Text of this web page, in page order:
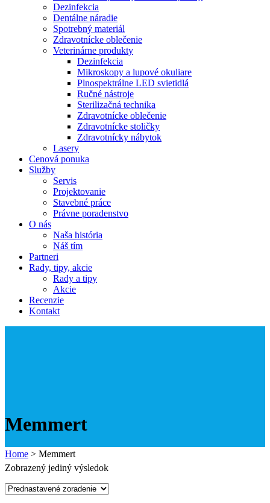
Dezinfekcia
Dentálne náradie
Spotrebný materiál
Zdravotnícke oblečenie
Veterinárne produkty
Dezinfekcia
Mikroskopy a lupové okuliare
Plnospektrálne LED svietidlá
Ručné nástroje
Sterilizačná technika
Zdravotnícke oblečenie
Zdravotnícke stoličky
Zdravotnícky nábytok
Lasery
Cenová ponuka
Služby
Servis
Projektovanie
Stavebné práce
Právne poradenstvo
O nás
Naša história
Náš tím
Partneri
Rady, tipy, akcie
Rady a tipy
Akcie
Recenzie
Kontakt
Memmert
Home > Memmert
Zobrazený jediný výsledok